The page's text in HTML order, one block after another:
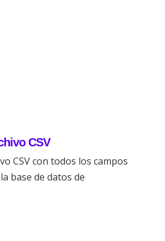
CSV
CSV con todos los campos
base de datos de